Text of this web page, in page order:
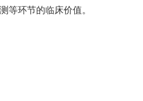
等环节的临床价值。